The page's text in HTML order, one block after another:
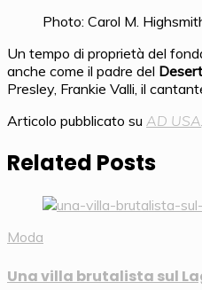
Photo: Carol M.
Un tempo di proprietà del
anche come il padre del
Presley, Frankie Valli, il
Articolo pubblicato su AD USA
Related Posts
Moda
Una villa brutalista sul